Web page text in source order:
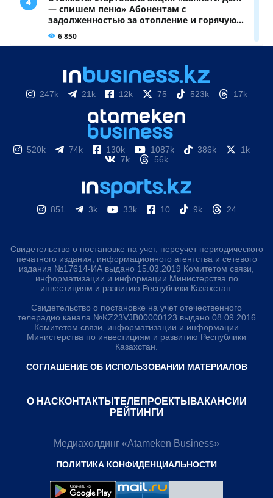
247k 21k 12k 75 523k 17k
520k 74k 130k 1087k 386k
1k
7k
56k
851 3k 33k 10 9k 24
Свидетельство о постановке на учет, переучет периодического
печатного издания, информационного агентства и сетевого
издания №17614-ИА выдано 15.03.2019 Комитетом связи,
информатизации и информации Министерства по
инвестициям и развитию Республики Казахстан.
Свидетельство о постановке на учет отечественного
телерадио канала №KZ23VJB00000123 выдано 08.09.2016
Комитетом связи, информатизации и информации
Министерства по инвестициям и развитию Республики
Казахстан.
СОГЛАШЕНИЕ ОБ ИСПОЛЬЗОВАНИИ МАТЕРИАЛОВ
О НАС КОНТАКТЫ ТЕЛЕПРОЕКТЫ ВАКАНСИИ
РЕЙТИНГИ
Медиахолдинг «Atameken Business»
ПОЛИТИКА КОНФИДЕНЦИАЛЬНОСТИ